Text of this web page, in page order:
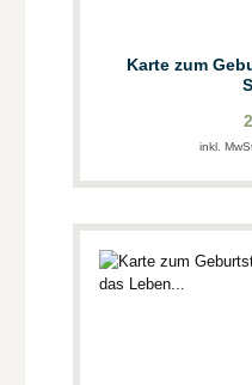
Karte zum
inkl.